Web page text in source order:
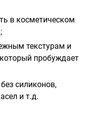
в косметическом
текстурам и
пробуждает
силиконов,
и т.д.